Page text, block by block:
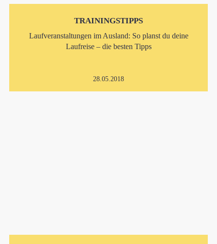
TRAININGSTIPPS
Laufveranstaltungen im Ausland: So planst du deine
Laufreise – die besten Tipps
28.05.2018